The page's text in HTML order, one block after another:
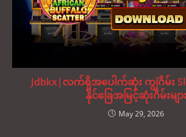
Jdbkx|လက်ရှိအပေါက်ဆုံး ကျွဲဂိမ်း
နိုင်ခြေအမြင့်ဆုံးဂိမ်းများ
May 29, 2026